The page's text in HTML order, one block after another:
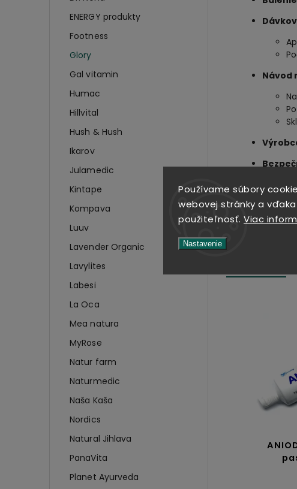
Používame súbory
webovej stránky a
použiteľnosť. Viac
Nastavenie
ENERGY produkty
Footness
Glory
Gal vitamin
Humac
Hillvital
Hush & Hush
Ikarov
Julamedic
Kintape
Kompava
Luuv
Lavender Organic
Lavylites
Labesi
La Oca
Mea natura
MyRose
Natur farm
Naturmedic
Naša Kaša
Nordics
Natural Jihlava
PanaVita
Planet Ayurveda
Návod
Bezgluténová NAŠA KAŠA
raňajková 350g
Do košíka
pasta